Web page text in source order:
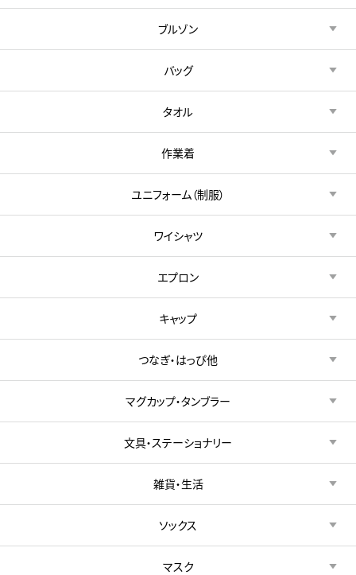
ブルゾン
バッグ
タオル
作業着
ユニフォーム（制服）
ワイシャツ
エプロン
キャップ
つなぎ・はっぴ他
マグカップ・タンブラー
文具・ステーショナリー
雑貨・生活
ソックス
マスク